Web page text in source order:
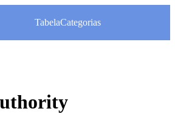
TabelaCategorias